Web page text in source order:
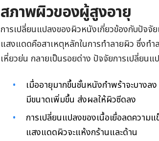
สภาพผิวของผู้สูงอายุ
การเปลี่ยนแปลงของผิวหนังเกี่ยวข้องกับปัจจั
แสงแดดคือสาเหตุหลักในการทำลายผิว ซึ่ง
เหี่ยวย่น กลายเป็นรอยด่าง ปัจจัยการเปลี่ยน
เมื่ออายุมากขึ้นชั้นหนังกำพร้าจะบาง
มีขนาดเพิ่มขึ้น ส่งผลให้ผิวซีดลง
การเปลี่ยนแปลงของเนื้อเยื่อลดความ
แสงแดดผิวจะแห้งกร้านและด้าน